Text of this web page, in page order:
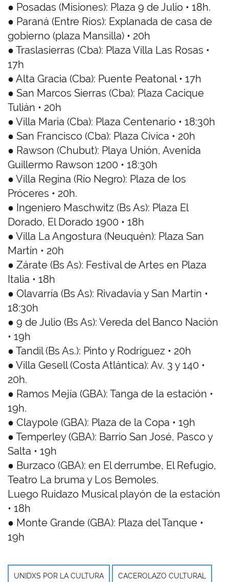
● Posadas (Misiones): Plaza 9 de Julio • 18h.
● Paraná (Entre Ríos): Explanada de casa de
gobierno (plaza Mansilla) • 20h
● Traslasierras (Cba): Plaza Villa Las Rosas •
17h
● Alta Gracia (Cba): Puente Peatonal • 17h
● San Marcos Sierras (Cba): Plaza Cacique
Tulián • 20h
● Villa Maria (Cba): Plaza Centenario • 18:30h
● San Francisco (Cba): Plaza Cívica • 20h
● Rawson (Chubut): Playa Unión, Avenida
Guillermo Rawson 1200 • 18:30h
● Villa Regina (Río Negro): Plaza de los
Próceres • 20h.
● Ingeniero Maschwitz (Bs As): Plaza El
Dorado, El Dorado 1900 • 18h
● Villa La Angostura (Neuquén): Plaza San
Martín • 20h
● Zárate (Bs As): Festival de Artes en Plaza
Italia • 18h
● Olavarría (Bs As): Rivadavia y San Martín •
18:30h
● 9 de Julio (Bs As): Vereda del Banco Nación
• 19h
● Tandil (Bs As.): Pinto y Rodríguez • 20h
● Villa Gesell (Costa Atlántica): Av. 3 y 140 •
20h.
● Ramos Mejía (GBA): Tanga de la estación •
19h.
● Claypole (GBA): Plaza de la Copa • 19h
● Temperley (GBA): Barrio San José, Pasco y
Salta • 19h
● Burzaco (GBA): en El derrumbe, El Refugio,
Teatro La bruma y Los Bemoles.
Luego Ruidazo Musical playón de la estación
• 18h
● Monte Grande (GBA): Plaza del Tanque •
19h
UNIDXS POR LA CULTURA CACEROLAZO CULTURAL